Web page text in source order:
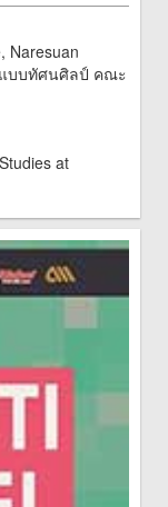
Naresuan
บบทัศนศิลป์ คณะ
at